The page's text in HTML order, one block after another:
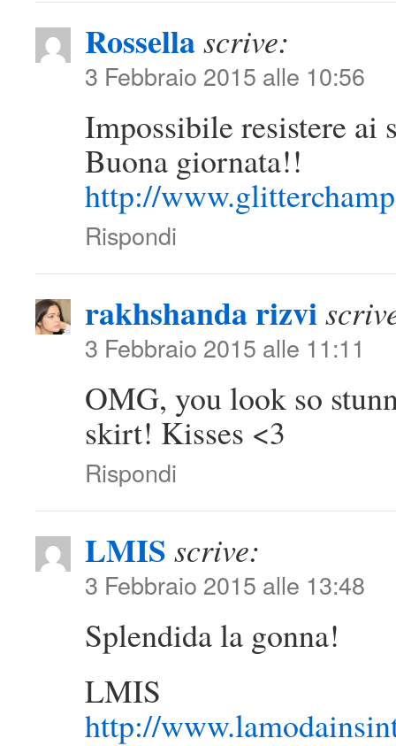
Rossellascrive:
3 Febbraio 2015 alle 10:56
Impossibile resistere
Buona giornata!!
http://
Rispondi
rakhshanda rizvi
3 Febbraio 2015 alle 11:11
OMG, you look so
skirt! Kisses <3
Rispondi
LMIS scrive:
3 Febbraio 2015 alle 13:48
Splendida la gonna!
LMIS
http://